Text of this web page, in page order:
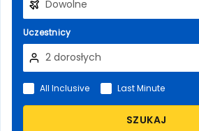
Uczestnicy
SZUKAJ
All Inclusive Last Minute